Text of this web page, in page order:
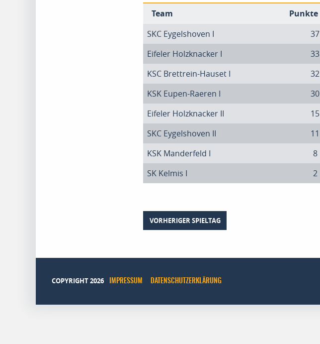
Team Punkte
SKC Eygelshoven I
37
Eifeler Holzknacker I
33
KSC Brettrein-Hauset I
32
KSK Eupen-Raeren I
30
Eifeler Holzknacker II
15
SKC Eygelshoven II
11
KSK Manderfeld I
8
SK Kelmis I
2
VORHERIGER SPIELTAG
COPYRIGHT 2026 IMPRESSUM DATENSCHUTZERKLÄRUNG